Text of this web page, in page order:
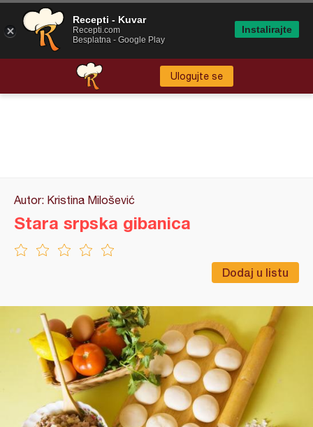
Ulogujte se
Autor: Kristina Milošević
Dodaj u listu
Stara srpska gibanica
Recepti - Kuvar
Recepti.com
Besplatna - Google Play
Instalirajte